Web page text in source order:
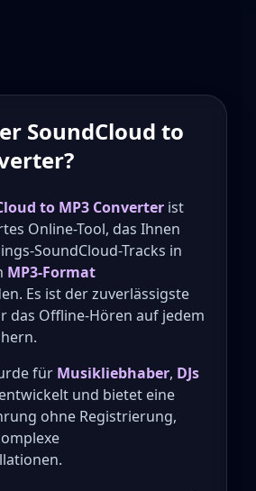
SoundCloud to
to MP3 Converter ist
Online-Tool, das Ihnen
SoundCloud-Tracks in
MP3-Format
Es ist der zuverlässigste
das Offline-Hören auf jedem
für Musikliebhaber, DJs
entwickelt und bietet eine
ohne Registrierung,